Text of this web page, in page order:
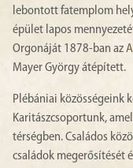
lebontott fatemplom
épület lapos
Orgonáját 1878-ban az
Mayer György átépített.
Plébániai közösségeink
Karitászcsoportunk,
térségben. Családos
családok megerősítését